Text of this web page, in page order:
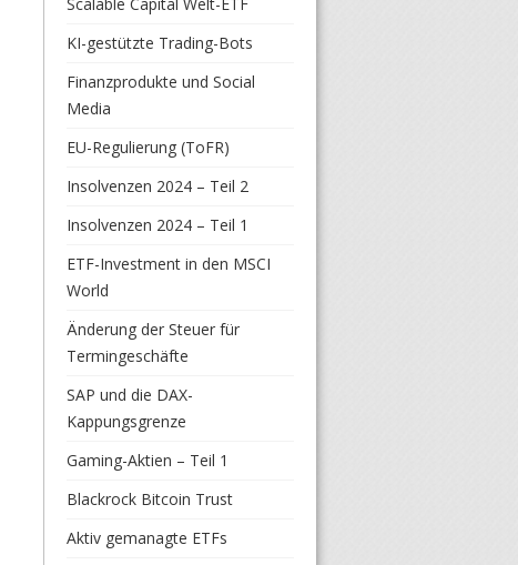
KI-gestützte Trading-Bots
Finanzprodukte und Social
Media
EU-Regulierung (ToFR)
Insolvenzen 2024 – Teil 2
Insolvenzen 2024 – Teil 1
ETF-Investment in den MSCI
World
Änderung der Steuer für
Termingeschäfte
SAP und die DAX-
Kappungsgrenze
Gaming-Aktien – Teil 1
Blackrock Bitcoin Trust
Aktiv gemanagte ETFs